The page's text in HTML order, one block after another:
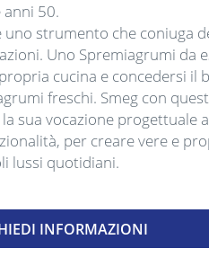
anni 50.
strumento che coniuga
Uno Spremiagrumi da
cucina e concedersi il
freschi. Smeg con
sua vocazione progettuale
per creare vere e
lussi quotidiani.
INFORMAZIONI